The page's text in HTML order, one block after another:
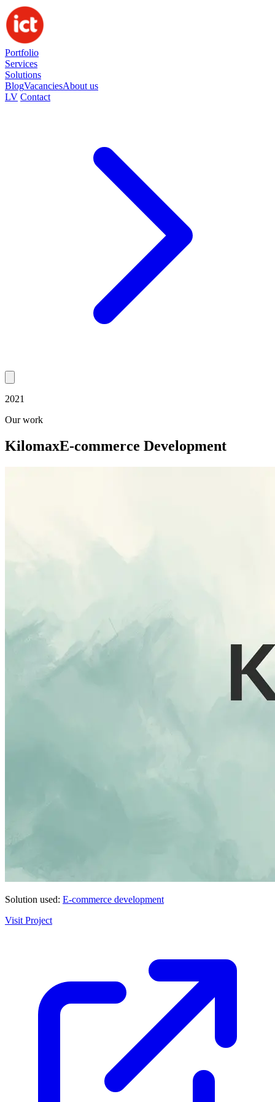
Portfolio
Services
Solutions
BlogVacanciesAbout us
LV Contact
2021
Our work
KilomaxE-commerce Development
Solution used: E-commerce development
Visit Project